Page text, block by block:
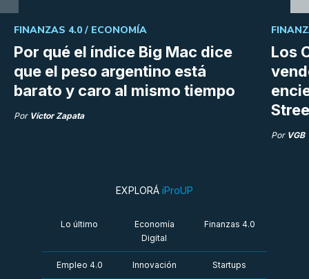
Por qué el índice Big Mac dice
que el peso argentino está
barato y caro al mismo tiempo
FINANZAS 4.0 / ECONOMÍA
Por Víctor Zapata
Los
Por VGB
EXPLORÁ iProUP
Lo último
Economía
Digital
Finanzas 4.0
Empleo 4.0 Innovación Startups